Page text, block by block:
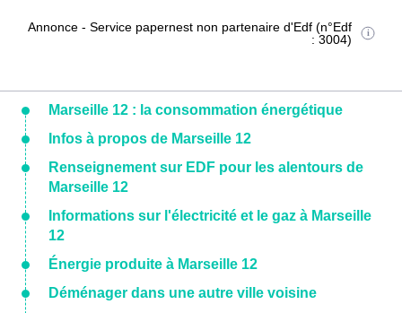
Annonce - Service papernest non partenaire d'Edf (n°Edf
: 3004)
Marseille 12 : la consommation énergétique
Infos à propos de Marseille 12
Renseignement sur EDF pour les alentours de
Marseille 12
Informations sur l'électricité et le gaz à Marseille
12
Énergie produite à Marseille 12
Déménager dans une autre ville voisine